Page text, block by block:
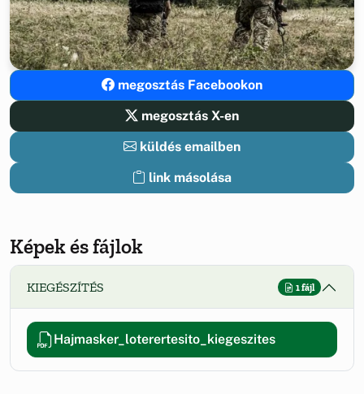
megosztás Facebookon
megosztás X-en
küldés emailben
link másolása
Képek és fájlok
KIEGÉSZÍTÉS 1 fájl
Hajmasker_loterertesito_kiegeszites